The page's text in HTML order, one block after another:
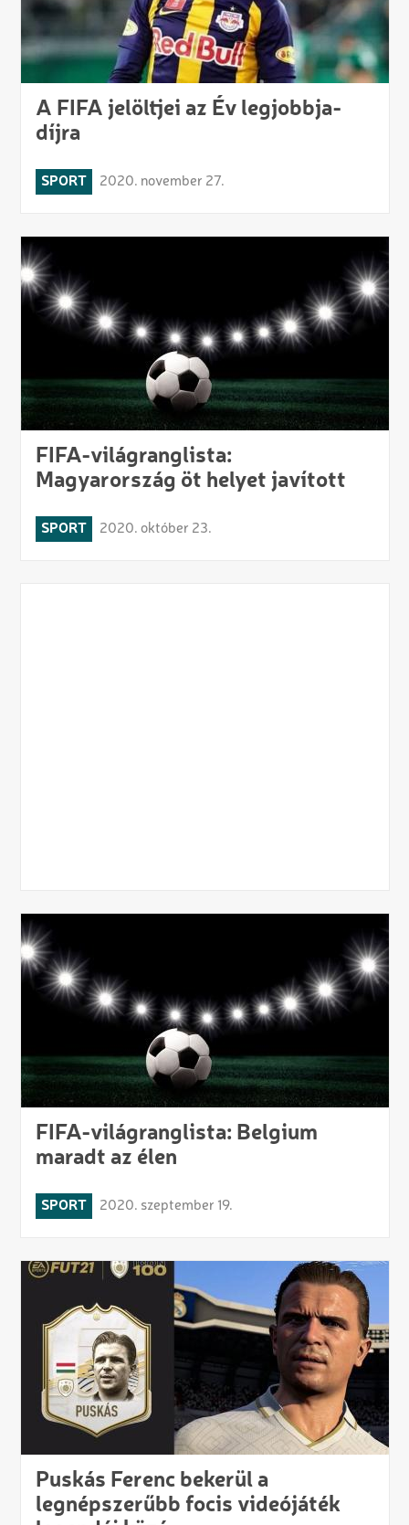
A FIFA jelöltjei az Év legjobbja-
díjra
SPORT 2020. november 27.
FIFA-világranglista:
Magyarország öt helyet javított
SPORT 2020. október 23.
FIFA-világranglista: Belgium
maradt az élen
SPORT 2020. szeptember 19.
Puskás Ferenc bekerül a
legnépszerűbb focis videójáték